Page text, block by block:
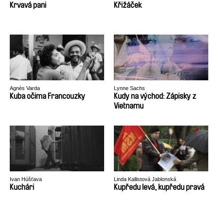
Krvavá pani Křižáček
Agnès Varda
Kuba očima Francouzky
Lynne Sachs
Kudy na východ: Zápisky z
Vietnamu
Ivan Húšťava
Kuchári
Linda Kallistová Jablonská
Kupředu levá, kupředu pravá